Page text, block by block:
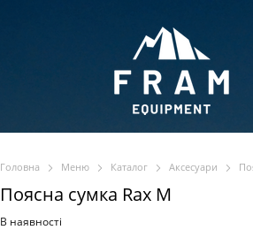
Головна Меню Каталог Аксесуари
Поясна сумка Rax M
В наявності